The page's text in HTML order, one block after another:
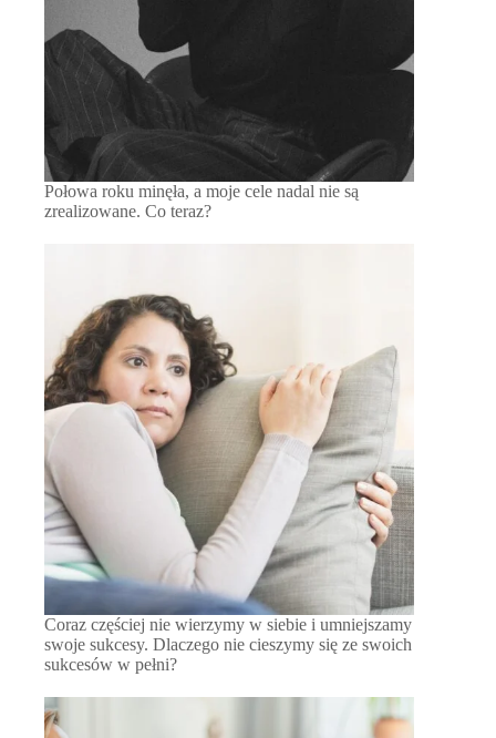
Połowa roku minęła, a moje cele nadal nie są
zrealizowane. Co teraz?
Coraz częściej nie wierzymy w siebie i umniejszamy
swoje sukcesy. Dlaczego nie cieszymy się ze swoich
sukcesów w pełni?